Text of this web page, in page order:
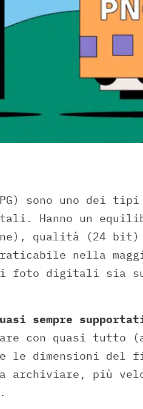
sono uno dei
Hanno un
qualità (24
nella
foto digitali sia su
sempre
con quasi tutto
le dimensioni del
archiviare, più